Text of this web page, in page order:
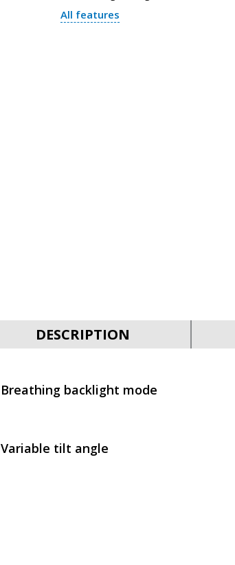
All features
DESCRIPTION
Breathing backlight mode
Variable tilt angle